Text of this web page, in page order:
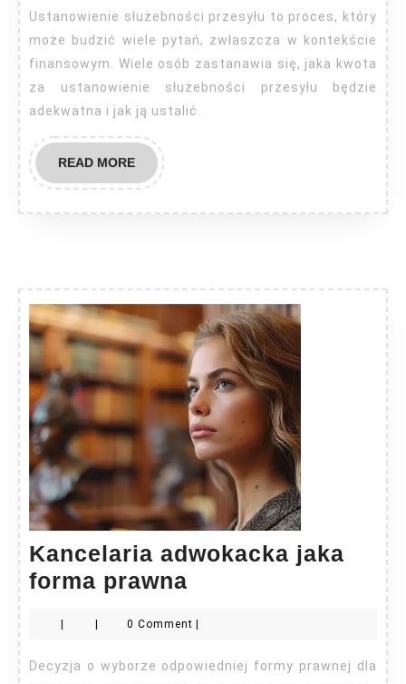
przesyłu
Ustanowienie służebności przesyłu to proces, który
może budzić wiele pytań, zwłaszcza w kontekście
finansowym. Wiele osób zastanawia się, jaka kwota
za ustanowienie służebności przesyłu będzie
adekwatna i jak ją ustalić.
READ MOREREAD
MORE
Kancelaria adwokacka jaka
forma prawna
jaka
forma
| | 0 Comment |
Decyzja o wyborze odpowiedniej formy prawnej dla